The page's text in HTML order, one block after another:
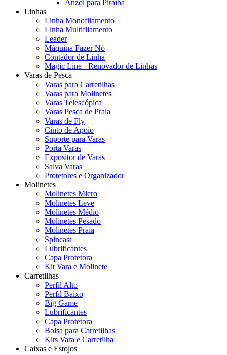
Anzol para Piraíba
Linhas
Linha Monofilamento
Linha Multifilamento
Leader
Máquina Fazer Nó
Contador de Linha
Magic Line - Renovador de Linhas
Varas de Pesca
Varas para Carretilhas
Varas para Molinetes
Varas Telescópica
Varas Pesca de Praia
Varas de Fly
Cinto de Apoio
Suporte para Varas
Porta Varas
Expositor de Varas
Salva Varas
Protetores e Organizador
Molinetes
Molinetes Micro
Molinetes Leve
Molinetes Médio
Molinetes Pesado
Molinetes Praia
Spincast
Lubrificantes
Capa Protetora
Kit Vara e Molinete
Carretilhas
Perfil Alto
Perfil Baixo
Big Game
Lubrificantes
Capa Protetora
Bolsa para Carretilhas
Kits Vara e Carretilha
Caixas e Estojos